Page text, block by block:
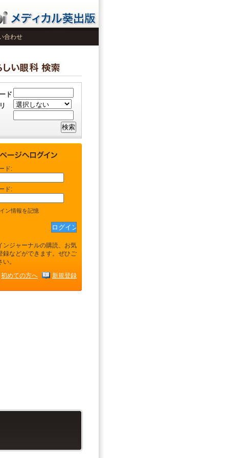
合わせ
ド
ド:
ド:
ン情報を記憶
ンジャーナルの購読、お気
録などができます。ぜひご
。
初めての方へ 新規登録